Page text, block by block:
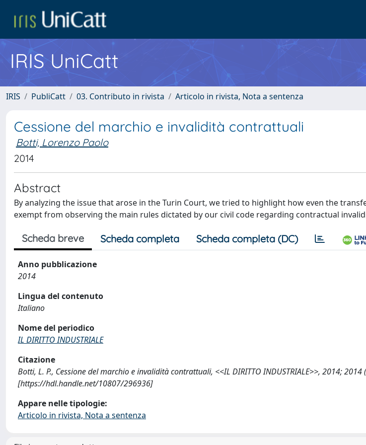
IRIS UniCatt
IRIS PubliCatt 03. Contributo in rivista Articolo in rivista, Nota a sentenza
Cessione del marchio e invalidità contrattuali
Botti, Lorenzo Paolo
2014
Abstract
By analyzing the issue that arose in the Turin Court, we tried to highlight how even the
exempt from observing the main rules dictated by our civil code regarding contractual
Scheda breve Scheda completa Scheda completa (DC)
Anno pubblicazione
2014
Lingua del contenuto
Italiano
Nome del periodico
IL DIRITTO INDUSTRIALE
Citazione
Botti, L. P., Cessione del marchio e invalidità contrattuali, <<IL DIRITTO INDUSTRIALE>>, 2014; 2014
[https://hdl.handle.net/10807/296936]
Appare nelle tipologie:
Articolo in rivista, Nota a sentenza